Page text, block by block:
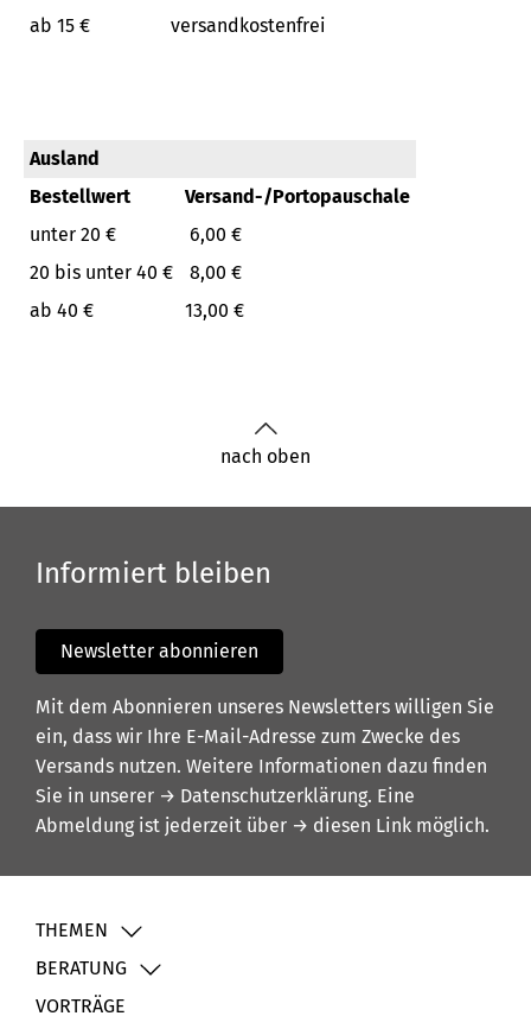
ab 15 €
versandkostenfrei
Ausland
Bestellwert
Versand-/Portopauschale
unter 20 €
6,00 €
20 bis unter 40 €
8,00 €
ab 40 €
13,00 €
nach oben
Informiert bleiben
Newsletter abonnieren
Mit dem Abonnieren unseres Newsletters willigen Sie
ein, dass wir Ihre E-Mail-Adresse zum Zwecke des
Versands nutzen. Weitere Informationen dazu finden
Sie in unserer → Datenschutzerklärung. Eine
Abmeldung ist jederzeit über → diesen Link möglich.
THEMEN
BERATUNG
VORTRÄGE